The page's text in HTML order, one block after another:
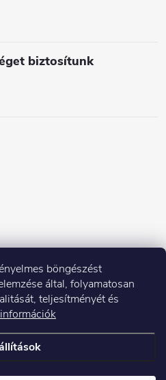
böngészést
által, folyamatosan
teljesítményét és
biztosítunk
. Minden jog fenntartva.